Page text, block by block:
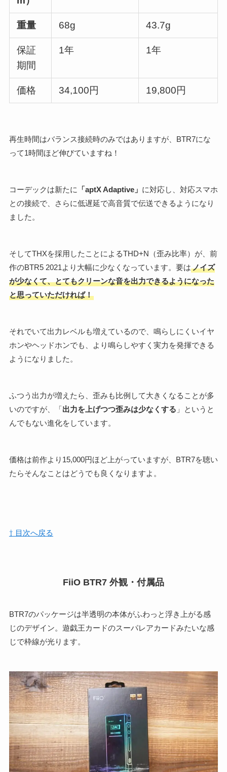
重量 68g 43.7g
保証
期間
1年 1年
価格 34,100円 19,800円
再生時間はバランス接続時のみではありますが、BTR7にな
って1時間ほど伸びていますね！
コーデックは新たに 「aptX Adaptive」 に対応し、対応スマホ
との接続で、さらに低遅延で高音質で伝送できるようになり
ました。
そしてTHXを採用したことによるTHD+N（歪み比率）が、前
作のBTR5 2021より大幅に少なくなっています。要はノイズ
が少なくて、とてもクリーンな音を出力できるようになった
と思っていただければ！
それでいて出力レベルも増えているので、鳴らしにくいイヤ
ホンやヘッドホンでも、より鳴らしやすく実力を発揮できる
ようになりました。
ふつう出力が増えたら、歪みも比例して大きくなることが多
いのですが、「出力を上げつつ歪みは少なくする 」というと
んでもない進化をしています。
価格は前作より15,000円ほど上がっていますが、BTR7を聴い
たらそんなことはどうでも良くなりますよ。
⇧ 目次へ戻る
FiiO BTR7 外観・付属品
BTR7のパッケージは半透明の本体がふわっと浮き上がる感
じのデザイン。遊戯王カードのスーパレアカードみたいな感
じで枠線が光ります。